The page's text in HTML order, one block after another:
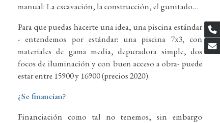
manual: La excavación, la construcción, el gunitado…
Para que puedas hacerte una idea, una piscina estándar
- entendemos por estándar: una piscina 7x3, con
materiales de gama media, depuradora simple, dos
focos de iluminación y con buen acceso a obra- puede
estar entre 15900 y 16900 (precios 2020).
¿Se financian?
Financiación como tal no tenemos, sin embargo